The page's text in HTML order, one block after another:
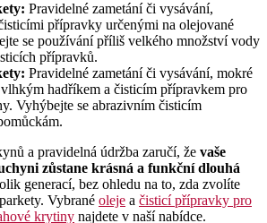
Pravidelné zametání či vysávání,
přípravky určenými na olejované
se používání příliš velkého množství vody
přípravků.
Pravidelné zametání či vysávání, mokré
hadříkem a čisticím přípravkem pro
Vyhýbejte se abrazivním čisticím
a pravidelná údržba zaručí, že vaše
zůstane krásná a funkční dlouhá
generací, bez ohledu na to, zda zvolíte
Vybrané oleje a čisticí přípravky pro
krytiny najdete v naší nabídce.